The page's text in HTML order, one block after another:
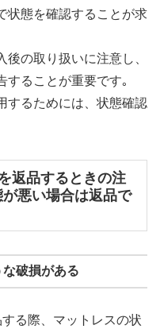
状態を確認することが求
の取り扱いに注意し、
することが重要です｡
するためには、状態確認
返品するときの注
悪い場合は返品で
破損がある
る際、マットレスの状